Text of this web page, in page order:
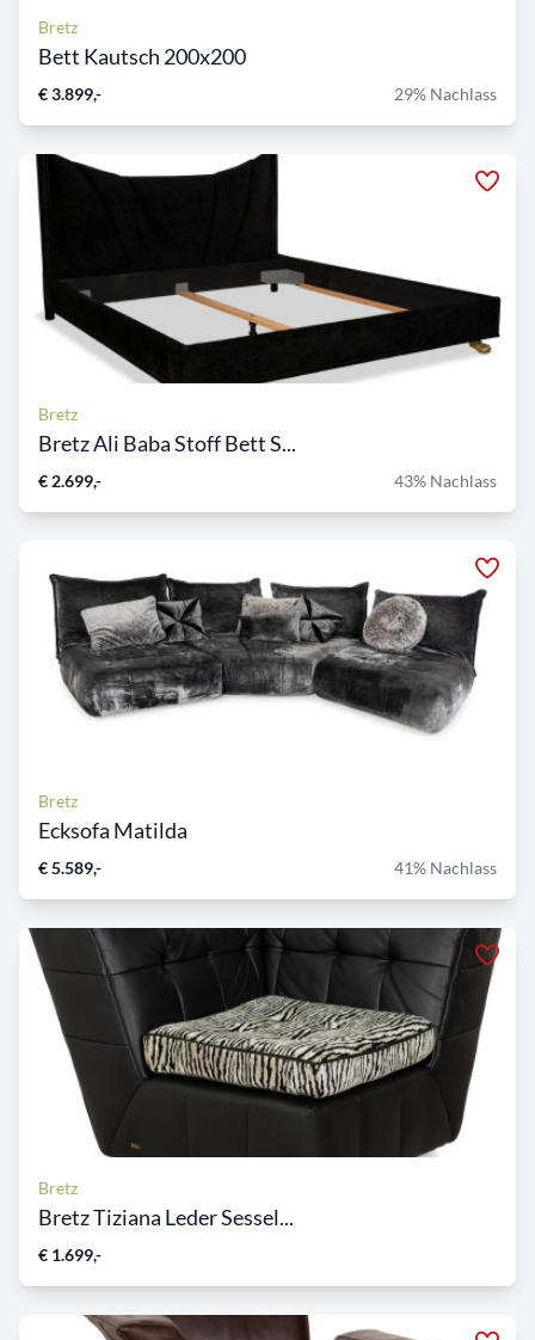
Bretz
Bett Kautsch 200x200
€ 3.899,- 29% Nachlass
Bretz
Bretz Ali Baba Stoff Bett S...
€ 2.699,- 43% Nachlass
Bretz
Ecksofa Matilda
€ 5.589,- 41% Nachlass
Bretz
Bretz Tiziana Leder Sessel...
€ 1.699,-